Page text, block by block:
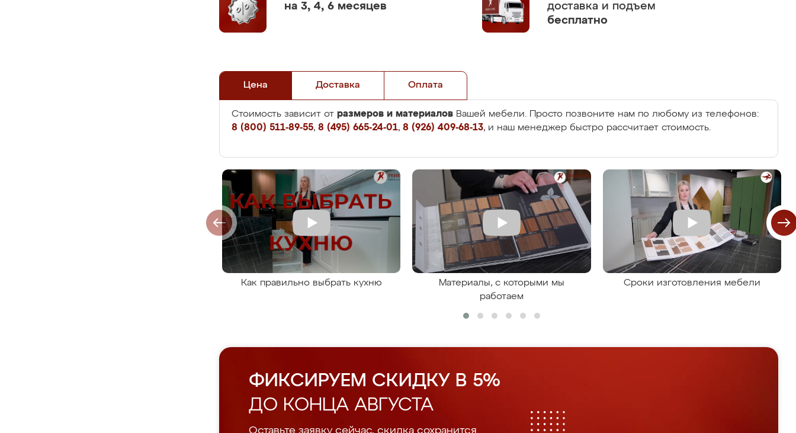
на 3, 4, 6 месяцев
доставка и подъем
бесплатно
Цена Доставка Оплата
Стоимость зависит от размеров и материалов Вашей мебели. Просто позвоните нам по любому из телефонов:
8 (800) 511-89-55, 8 (495) 665-24-01, 8 (926) 409-68-13, и наш менеджер быстро рассчитает стоимость.
Как правильно выбрать кухню
Материалы, с которыми мы
работаем
Сроки изготовления мебели
ФИКСИРУЕМ СКИДКУ В 5%
ДО КОНЦА АВГУСТА
Оставьте заявку сейчас, скидка сохранится.